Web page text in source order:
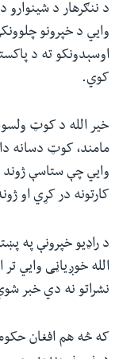
د ننګرهار د
وايي د خپرونو
اوسېدونکو ته د
کوي.
خیر الله د کوټ
مامند، کوټ دسانه
وايي چې ستاسې
کارتونه در کړي او
د راډیو خپرونې په
الله خوږیاڼی وايي
نشراتو نه دي خبر
که څه هم افغان